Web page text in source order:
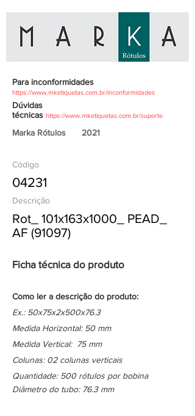
Para inconformidades
https://www.mketiquetas.com.br/inconformidades
Dúvidas
técnicas https://www.mketiquetas.com.br/suporte
Marka Rótulos 2021
Código
04231
Descrição
Rot_ 101x163x1000_ PEAD_
AF (91097)
Ficha técnica do produto
Como ler a descrição do produto:
Ex.: 50x75x2x500x76.3
Medida Horizontal: 50 mm
Medida Vertical: 75 mm
Colunas: 02 colunas verticais
Quantidade: 500 rótulos por bobina
Diâmetro do tubo: 76.3 mm